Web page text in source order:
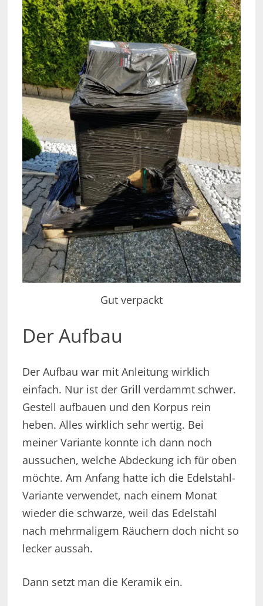
Gut verpackt
Der Aufbau
Der Aufbau war mit Anleitung wirklich
einfach. Nur ist der Grill verdammt schwer.
Gestell aufbauen und den Korpus rein
heben. Alles wirklich sehr wertig. Bei
meiner Variante konnte ich dann noch
aussuchen, welche Abdeckung ich für oben
möchte. Am Anfang hatte ich die Edelstahl-
Variante verwendet, nach einem Monat
wieder die schwarze, weil das Edelstahl
nach mehrmaligem Räuchern doch nicht so
lecker aussah.
Dann setzt man die Keramik ein.